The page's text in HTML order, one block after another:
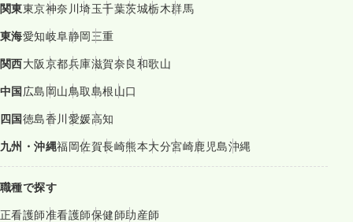
関東東京神奈川埼玉千葉茨城栃木群馬
東海愛知岐阜静岡三重
関西大阪京都兵庫滋賀奈良和歌山
中国広島岡山鳥取島根山口
四国徳島香川愛媛高知
九州・沖縄福岡佐賀長崎熊本大分宮崎鹿児島沖縄
職種で探す
正看護師准看護師保健師助産師